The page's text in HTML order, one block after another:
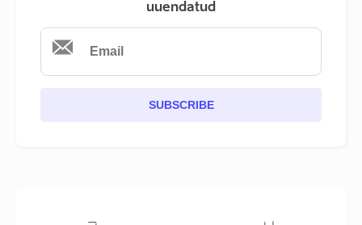
uuendatud
SUBSCRIBE